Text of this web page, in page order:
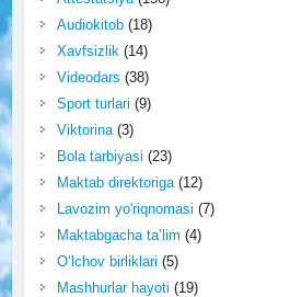
Audiokitob(18)
Xavfsizlik(14)
Videodars (38)
Sport turlari (9)
Viktorina(3)
Bola tarbiyasi (23)
Maktab direktoriga(12)
Lavozim yo'riqnomasi (7)
Maktabgacha ta’lim (4)
O‘lchov birliklari (5)
Mashhurlar hayoti (19)